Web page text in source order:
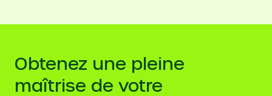
Obtenez une pleine
maîtrise de votre